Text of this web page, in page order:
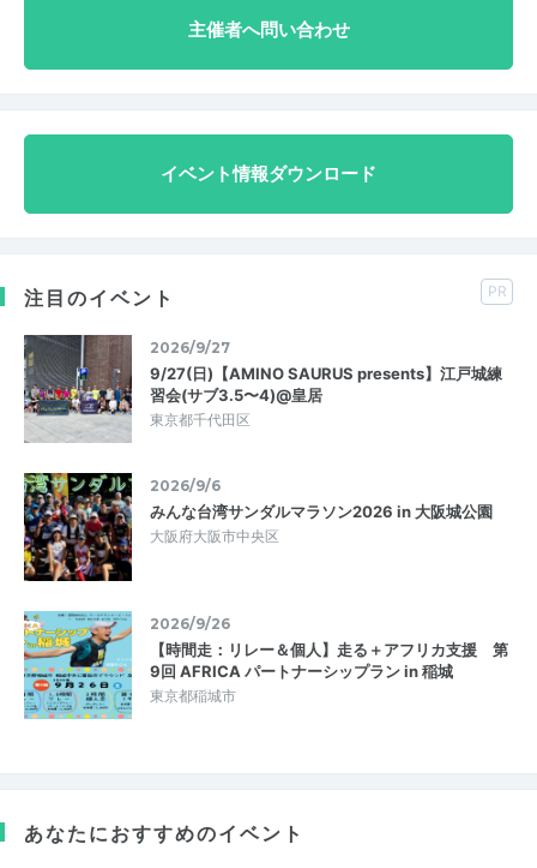
主催者へ問い合わせ
イベント情報ダウンロード
注目のイベント PR
2026/9/27
9/27(日)【AMINO SAURUS presents】江戸城練
習会(サブ3.5〜4)@皇居
東京都千代田区
2026/9/6
みんな台湾サンダルマラソン2026 in 大阪城公園
大阪府大阪市中央区
2026/9/26
【時間走：リレー＆個人】走る＋アフリカ支援 第
9回 AFRICA パートナーシップラン in 稲城
東京都稲城市
あなたにおすすめのイベント